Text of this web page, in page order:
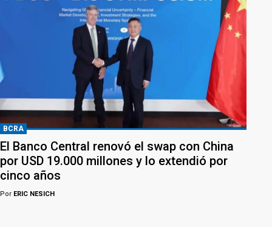
BCRA
El Banco Central renovó el swap con China
por USD 19.000 millones y lo extendió por
cinco años
Por ERIC NESICH